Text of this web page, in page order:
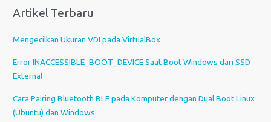
h
b
u
h
b
Artikel Terbaru
Mengecilkan Ukuran VDI pada VirtualBox
Error INACCESSIBLE_BOOT_DEVICE Saat Boot Windows dari SSD
External
Cara Pairing Bluetooth BLE pada Komputer dengan Dual Boot Linux
(Ubuntu) dan Windows